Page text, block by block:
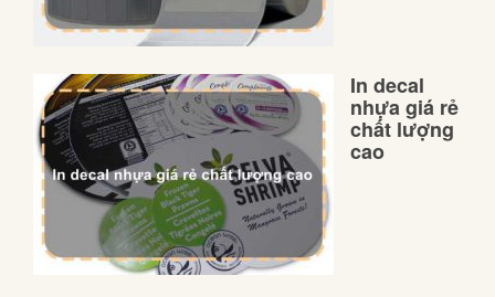
In decal
nhựa giá rẻ
chất lượng
cao